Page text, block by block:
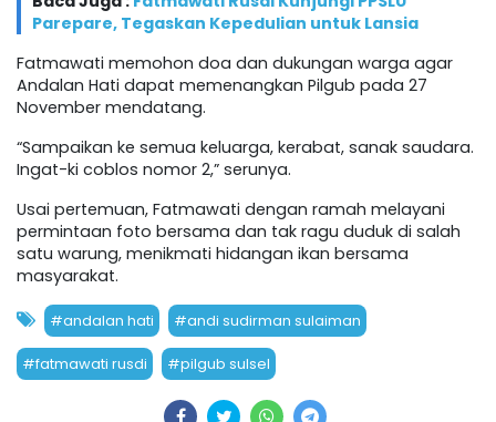
Parepare, Tegaskan Kepedulian untuk Lansia
Fatmawati memohon doa dan dukungan warga agar
Andalan Hati dapat memenangkan Pilgub pada 27
November mendatang.
“Sampaikan ke semua keluarga, kerabat, sanak saudara.
Ingat-ki coblos nomor 2,” serunya.
Usai pertemuan, Fatmawati dengan ramah melayani
permintaan foto bersama dan tak ragu duduk di salah
satu warung, menikmati hidangan ikan bersama
masyarakat.
#andalan hati #andi sudirman sulaiman
#fatmawati rusdi #pilgub sulsel